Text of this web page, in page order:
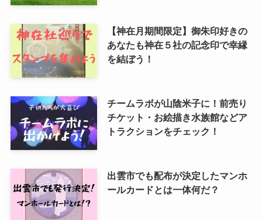
【神在月期間限定】御朱印好きの
あなたも神在５社の記念印で幸縁
を結ぼう！
チームラボが山陰米子に！前売り
チケット・お絵描き水族館などア
トラクションをチェック！
出雲市でも配布が決定したマンホ
ールカードとは一体何だ？